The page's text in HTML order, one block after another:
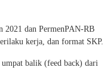
2021 dan PermenPAN-RB
kerja, dan format SKP.
umpat balik (feed back) dari